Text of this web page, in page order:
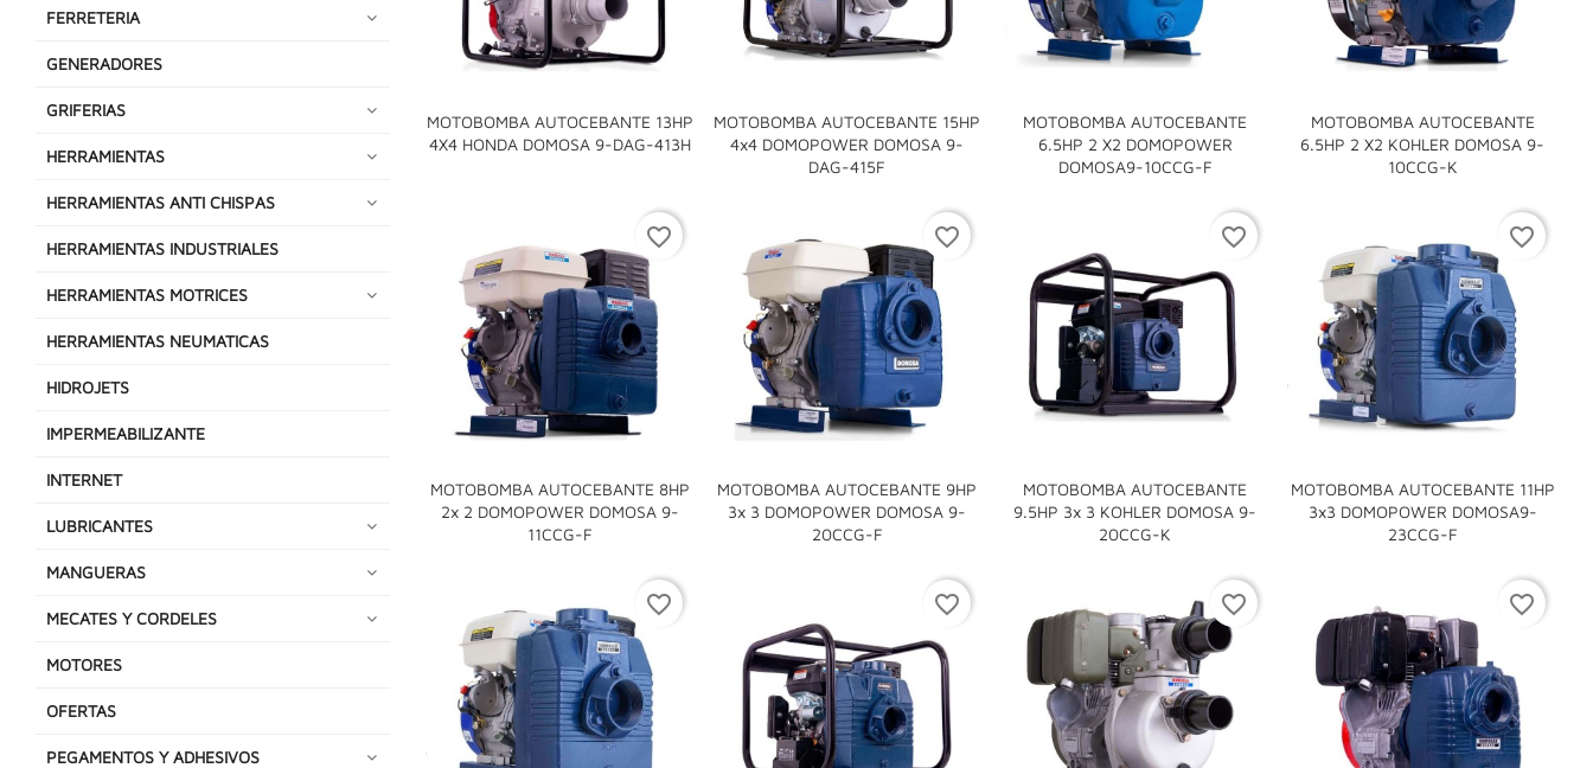
FERRETERIA
GENERADORES
GRIFERIAS
HERRAMIENTAS
HERRAMIENTAS ANTI CHISPAS
HERRAMIENTAS INDUSTRIALES
HERRAMIENTAS MOTRICES
HERRAMIENTAS NEUMATICAS
HIDROJETS
IMPERMEABILIZANTE
INTERNET
LUBRICANTES
MANGUERAS
MECATES Y CORDELES
MOTORES
OFERTAS
PEGAMENTOS Y ADHESIVOS
MOTOBOMBA AUTOCEBANTE 13HP
4X4 HONDA DOMOSA 9-DAG-413H

MOTOBOMBA AUTOCEBANTE 15HP
4x4 DOMOPOWER DOMOSA 9-
DAG-415F

MOTOBOMBA AUTOCEBANTE
6.5HP 2 X2 DOMOPOWER
DOMOSA9-10CCG-F

MOTOBOMBA AUTOCEBANTE
6.5HP 2 X2 KOHLER DOMOSA 9-
10CCG-K

MOTOBOMBA AUTOCEBANTE 8HP
2x 2 DOMOPOWER DOMOSA 9-
11CCG-F

favorite_border
MOTOBOMBA AUTOCEBANTE 9HP
3x 3 DOMOPOWER DOMOSA 9-
20CCG-F

favorite_border
MOTOBOMBA AUTOCEBANTE
9.5HP 3x 3 KOHLER DOMOSA 9-
20CCG-K

favorite_border
MOTOBOMBA AUTOCEBANTE 11HP
3x3 DOMOPOWER DOMOSA9-
23CCG-F

favorite_border
favorite_border favorite_border favorite_border favorite_border